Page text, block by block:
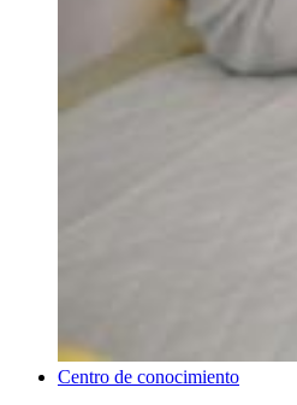
Centro de conocimiento